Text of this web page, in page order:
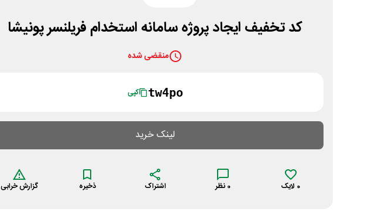
کد تخفیف ایجاد پروژه سامانه استخدام فریلنسر پونیشا
منقضی شده
tw4po کپی
لینک خرید
0 لایک 0 نظر اشتراک ذخیره گزارش خرابی